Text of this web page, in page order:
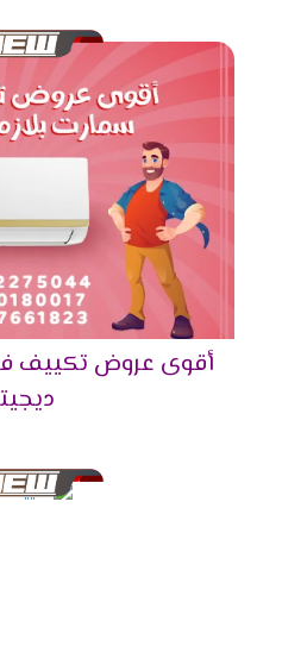
.
مربع .
مربع .
توكيل فريش
فيما يلي بعض المعلومات
توكيل شركة فريش، وهي
تمتلك شركة فريش
البيع الخاصة بها وفروع
محافظات مصر ومدنها
هذا بالإضافة إلى توافر
أقوى عروض تكييف